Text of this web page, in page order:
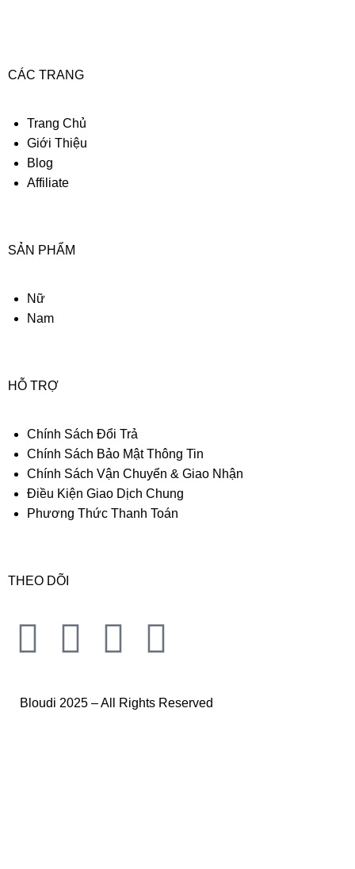
CÁC TRANG
Trang Chủ
Giới Thiệu
Blog
Affiliate
SẢN PHẨM
Nữ
Nam
HỖ TRỢ
Chính Sách Đổi Trả
Chính Sách Bảo Mật Thông Tin
Chính Sách Vận Chuyển & Giao Nhận
Điều Kiện Giao Dịch Chung
Phương Thức Thanh Toán
THEO DÕI
Bloudi 2025 – All Rights Reserved